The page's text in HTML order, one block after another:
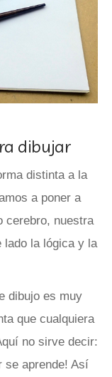
dibujar
distinta a la
a poner a
cerebro, nuestra
lado la lógica y la
dibujo es muy
que cualquiera
no sirve decir:
se aprende! Así